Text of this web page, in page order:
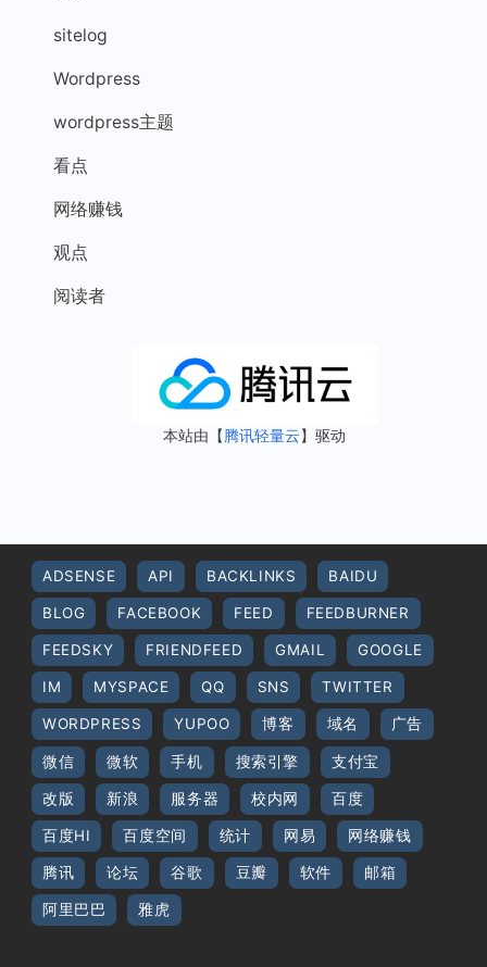
sitelog
Wordpress
wordpress主题
看点
网络赚钱
观点
阅读者
本站由【腾讯轻量云】驱动
ADSENSE API BACKLINKS BAIDU
BLOG FACEBOOK FEED FEEDBURNER
FEEDSKY FRIENDFEED GMAIL GOOGLE
IM MYSPACE QQ SNS TWITTER
WORDPRESS YUPOO 博客 域名 广告
微信 微软 手机 搜索引擎 支付宝
改版 新浪 服务器 校内网 百度
百度HI 百度空间 统计 网易 网络赚钱
腾讯 论坛 谷歌 豆瓣 软件 邮箱
阿里巴巴 雅虎